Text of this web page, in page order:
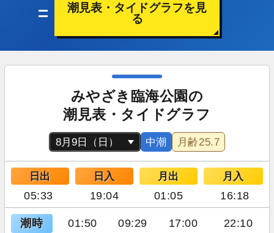
潮見表・タイドグラフを見
る
みやざき臨海公園の
潮見表・タイドグラフ
中潮 月齢25.7
日出 日入 月出 月入
05:33 19:04 01:05 16:18
潮時 01:50 09:29 17:00 22:10